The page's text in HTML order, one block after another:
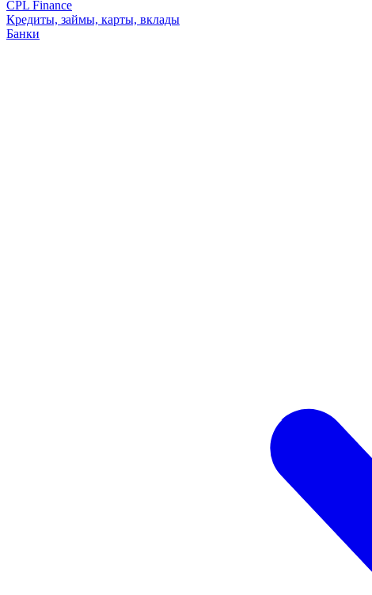
CPL Finance
Кредиты, займы, карты, вклады
Банки